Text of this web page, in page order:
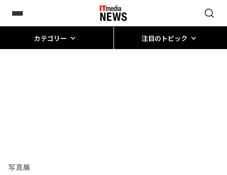
カテゴリー 注目のトピック
写真展